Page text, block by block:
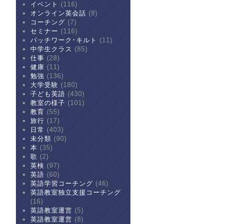
イベント
(116)
オンライン英会話 (8)
コーチング (7)
セミナー (116)
パッチワーク･キルト
(11)
中学生クラス (85)
仕事 (28)
健康 (11)
勉強 (136)
大学受験 (180)
子ども英語 (430)
教室の様子 (101)
教育 (55)
旅行 (17)
日常 (403)
未分類 (90)
本 (35)
歌 (2)
英検 (97)
英語 (60)
英語学習コーチング (46)
英語教室独立支援コーチング
(16)
英語教室運営 (5)
英語教室運営 (8)